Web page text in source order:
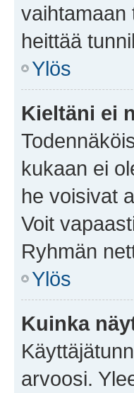
vaihtamaan
heittää
Ylös
Kieltäni ei
kukaan ei
he voisivat
Voit
Ryhmän
Ylös
Kuinka
arvoosi.